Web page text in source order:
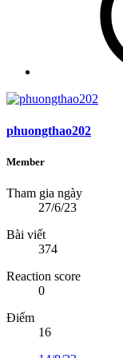
phuongthao202
Member
Tham gia ngày
27/6/23
Bài viết
374
Reaction score
0
Điểm
16